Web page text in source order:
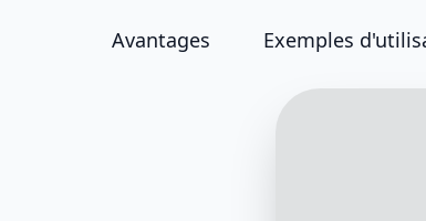
Avantages Exemples